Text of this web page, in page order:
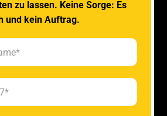
zu lassen. Keine Sorge: Es
und kein Auftrag.